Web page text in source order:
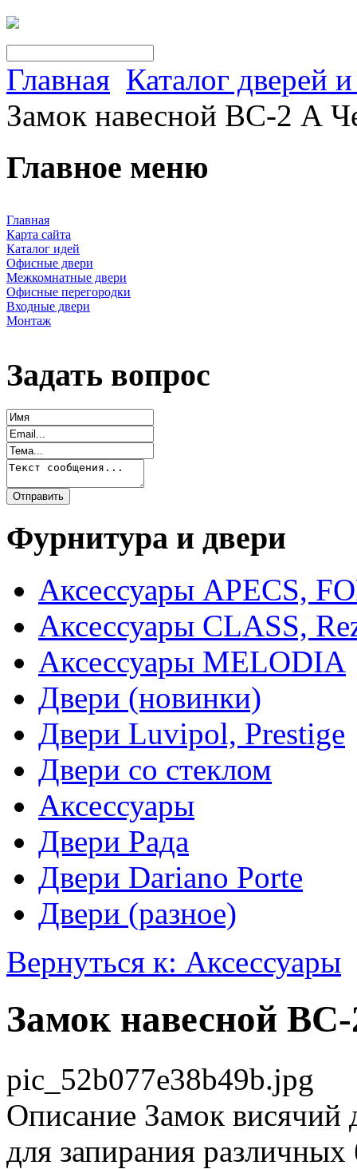
Главная Каталог дверей
Замок навесной ВС-2 А
Главное меню
Главная
Карта сайта
Каталог идей
Офисные двери
Межкомнатные двери
Офисные перегородки
Входные двери
Монтаж
Задать вопрос
Фурнитура и двери
Аксессуары APECS,
Аксессуары CLASS,
Аксессуары MELODIA
Двери (новинки)
Двери Luvipol, Prestige
Двери со стеклом
Аксессуары
Двери Рада
Двери Dariano Porte
Двери (разное)
Вернуться к: Аксессуары
Замок навесной
pic_52b077e38b49b.jpg
Описание Замок висячий
для запирания